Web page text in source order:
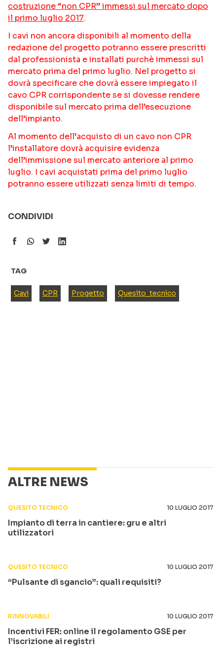
costruzione “non CPR” immessi sul mercato dopo
il primo luglio 2017.
I cavi non ancora disponibili al momento della
redazione del progetto potranno essere prescritti
dal professionista e installati purchè immessi sul
mercato prima del primo luglio. Nel progetto si
dovrà specificare che dovrà essere impiegato il
cavo CPR corrispondente se si dovesse rendere
disponibile sul mercato prima dell’esecuzione
dell’impianto.
Al momento dell’acquisto di un cavo non CPR
l’installatore dovrà acquisire evidenza
dell’immissione sul mercato anteriore al primo
luglio. I cavi acquistati prima del primo luglio
potranno essere utilizzati senza limiti di tempo.
CONDIVIDI
TAG
Cavi CPR Progetto Quesito_tecnico
ALTRE NEWS
QUESITO TECNICO 10 LUGLIO 2017
Impianto di terra in cantiere: gru e altri
utilizzatori
QUESITO TECNICO 10 LUGLIO 2017
“Pulsante di sgancio”: quali requisiti?
RINNOVABILI 10 LUGLIO 2017
Incentivi FER: online il regolamento GSE per
l’iscrizione ai registri